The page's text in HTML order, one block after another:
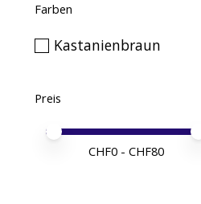
Farben
Kastanienbraun
Preis
Preis – Mindestwert
Price maximum value
CHF0 - CHF80